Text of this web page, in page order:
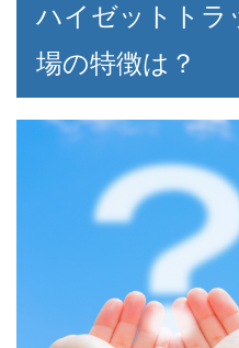
ハイゼットトラ
場の特徴は？